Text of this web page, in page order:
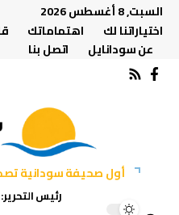
السبت, 8 أغسطس 2026
اختياراتنا لك
اهتماماتك
عن سودانايل
اتصل بنا
أول صحيفة سودانية
رئيس